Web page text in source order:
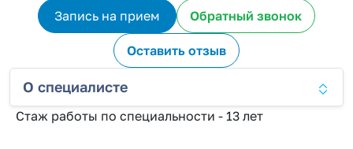
Запись на прием
Обратный звонок
Оставить отзыв
О специалисте
Стаж работы по специальности - 13 лет